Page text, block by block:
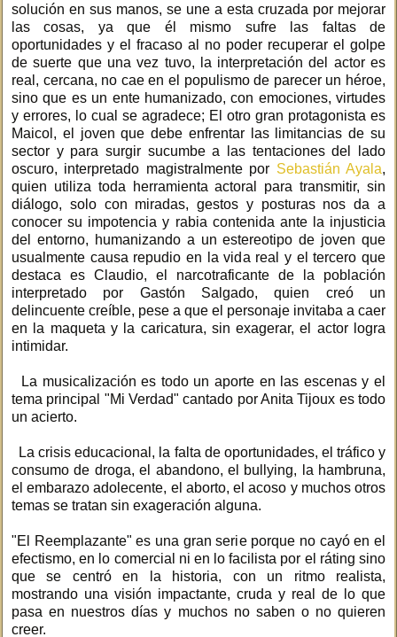
solución en sus manos, se une a esta cruzada por mejorar
las cosas, ya que él mismo sufre las faltas de
oportunidades y el fracaso al no poder recuperar el golpe
de suerte que una vez tuvo, la interpretación del actor es
real, cercana, no cae en el populismo de parecer un héroe,
sino que es un ente humanizado, con emociones, virtudes
y errores, lo cual se agradece; El otro gran protagonista es
Maicol, el joven que debe enfrentar las limitancias de su
sector y para surgir sucumbe a las tentaciones del lado
oscuro, interpretado magistralmente por Sebastián Ayala,
quien utiliza toda herramienta actoral para transmitir, sin
diálogo, solo con miradas, gestos y posturas nos da a
conocer su impotencia y rabia contenida ante la injusticia
del entorno, humanizando a un estereotipo de joven que
usualmente causa repudio en la vida real y el tercero que
destaca es Claudio, el narcotraficante de la población
interpretado por Gastón Salgado, quien creó un
delincuente creíble, pese a que el personaje invitaba a caer
en la maqueta y la caricatura, sin exagerar, el actor logra
intimidar.
La musicalización es todo un aporte en las escenas y el
tema principal "Mi Verdad" cantado por Anita Tijoux es todo
un acierto.
La crisis educacional, la falta de oportunidades, el tráfico y
consumo de droga, el abandono, el bullying, la hambruna,
el embarazo adolecente, el aborto, el acoso y muchos otros
temas se tratan sin exageración alguna.
"El Reemplazante" es una gran serie porque no cayó en el
efectismo, en lo comercial ni en lo facilista por el ráting sino
que se centró en la historia, con un ritmo realista,
mostrando una visión impactante, cruda y real de lo que
pasa en nuestros días y muchos no saben o no quieren
creer.